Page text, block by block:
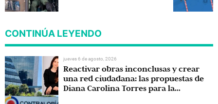
CONTINÚA LEYENDO
jueves 6 de agosto, 2026
Reactivar obras inconclusas y crear
una red ciudadana: las propuestas de
Diana Carolina Torres para la